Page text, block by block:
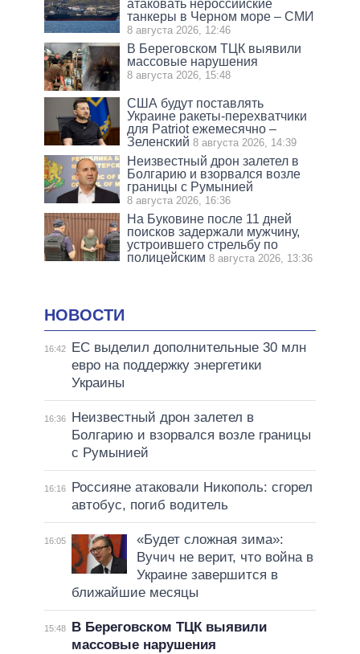
атаковать нероссийские
танкеры в Черном море – СМИ
8 августа 2026, 12:46
В Береговском ТЦК выявили
массовые нарушения
8 августа 2026, 15:48
США будут поставлять
Украине ракеты-перехватчики
для Patriot ежемесячно –
Зеленский 8 августа 2026, 14:39
Неизвестный дрон залетел в
Болгарию и взорвался возле
границы с Румынией
8 августа 2026, 16:36
На Буковине после 11 дней
поисков задержали мужчину,
устроившего стрельбу по
полицейским 8 августа 2026, 13:36
НОВОСТИ
16:42
ЕС выделил дополнительные 30 млн
евро на поддержку энергетики
Украины
16:36
Неизвестный дрон залетел в
Болгарию и взорвался возле границы
с Румынией
16:16
Россияне атаковали Никополь: сгорел
автобус, погиб водитель
16:05
«Будет сложная зима»:
Вучич не верит, что война в
Украине завершится в
ближайшие месяцы
15:48
В Береговском ТЦК выявили
массовые нарушения